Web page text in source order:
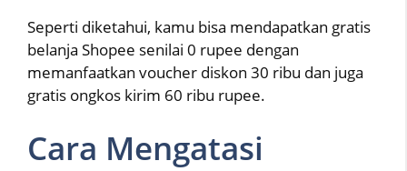
Seperti diketahui, kamu bisa mendapatkan gratis
belanja Shopee senilai 0 rupee dengan
memanfaatkan voucher diskon 30 ribu dan juga
gratis ongkos kirim 60 ribu rupee.
Cara Mengatasi